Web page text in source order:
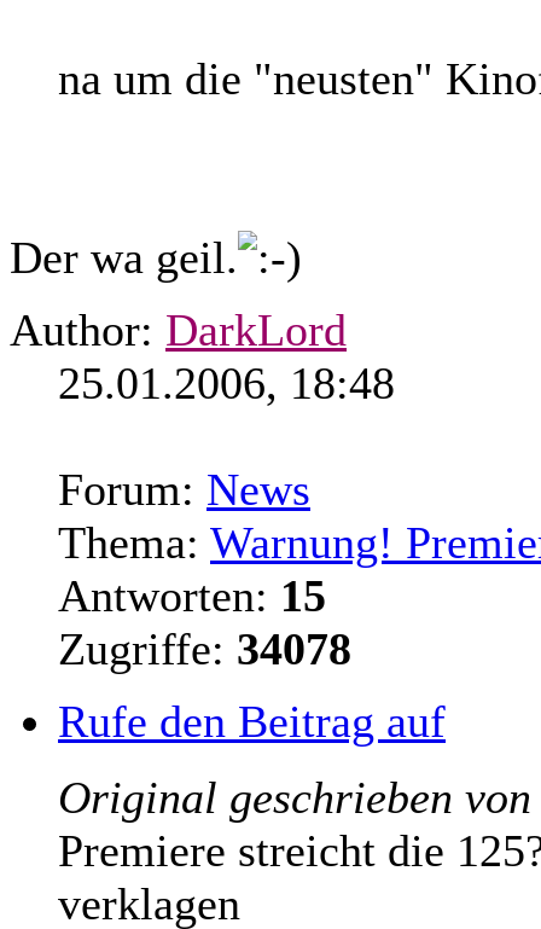
na um die "neusten"
Der wa geil.
Author: DarkLord
25.01.2006, 18:48
Forum: News
Thema: Warnung!
Antworten: 15
Zugriffe: 34078
Rufe den Beitrag auf
Original geschrieben
Premiere streicht die
verklagen